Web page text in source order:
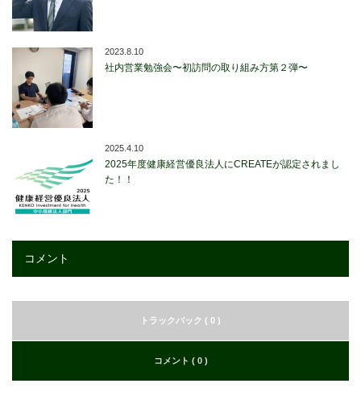
2023.8.10
社内営業勉強会〜初訪問の取り組み方第２弾〜
2025.4.10
2025年度健康経営優良法人にCREATEが認定されまし
た！！
コメント
トラックバック ( 0 )
コメント ( 0 )